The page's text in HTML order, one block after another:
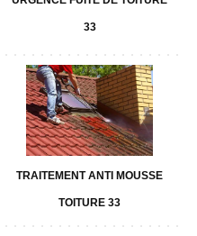
33
TRAITEMENT ANTI MOUSSE
TOITURE 33